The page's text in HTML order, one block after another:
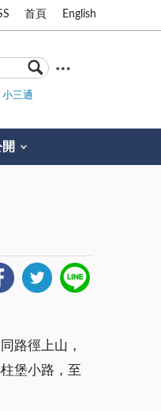
首頁 English
小三通
路徑上山，
堡小路，至